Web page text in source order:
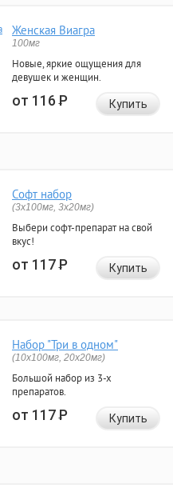
Женская Виагра
100мг
Новые, яркие ощущения для
девушек и женщин.
от 116Р Купить
Софт набор
(3x100мг, 3x20мг)
Выбери софт-препарат на свой
вкус!
от 117Р Купить
Набор "Три в одном"
(10x100мг, 20x20мг)
Большой набор из 3-х
препаратов.
от 117Р Купить